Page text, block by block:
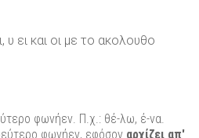
ει και οι με το ακολουθο
φωνήεν. Π.χ.: θέ-λω, έ-να.
φωνήεν, εφόσον αρχίζει απ'